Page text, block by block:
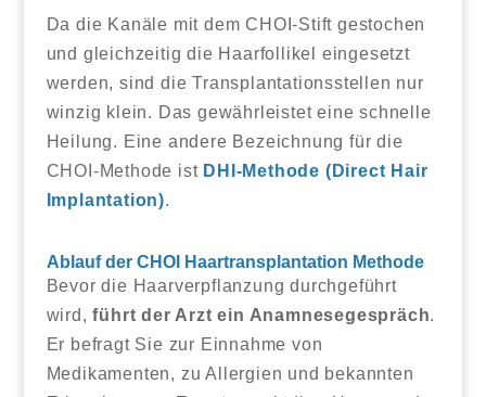
Da die Kanäle mit dem CHOI-Stift gestochen
und gleichzeitig die Haarfollikel eingesetzt
werden, sind die Transplantationsstellen nur
winzig klein. Das gewährleistet eine schnelle
Heilung. Eine andere Bezeichnung für die
CHOI-Methode ist DHI-Methode (Direct Hair
Implantation).
Ablauf der CHOI Haartransplantation Methode
Bevor die Haarverpflanzung durchgeführt
wird,führt der Arzt ein Anamnesegespräch.
Er befragt Sie zur Einnahme von
Medikamenten, zu Allergien und bekannten